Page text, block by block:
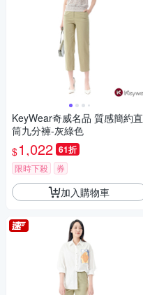
KeyWear奇威名品 質感簡約直
筒九分褲-灰綠色
$1,022 61折
限時下殺 券
加入購物車